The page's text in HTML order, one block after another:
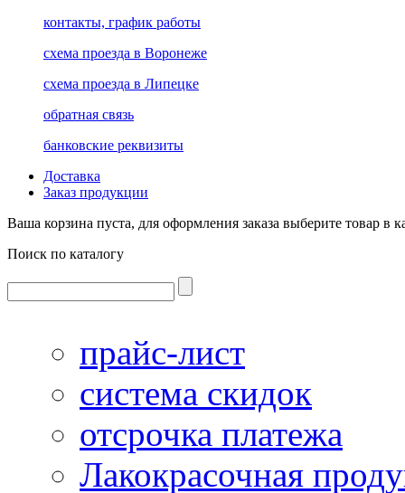
контакты, график работы
схема проезда в Воронеже
схема проезда в Липецке
обратная связь
банковские реквизиты
Доставка
Заказ продукции
Ваша корзина пуста, для оформления заказа выберите товар в
Поиск по каталогу
прайс-лист
система скидок
отсрочка платежа
Лакокрасочная